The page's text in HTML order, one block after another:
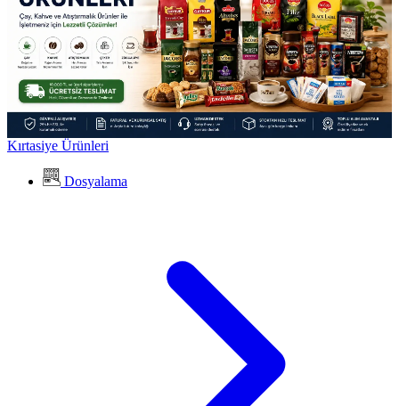
Kırtasiye Ürünleri
Dosyalama